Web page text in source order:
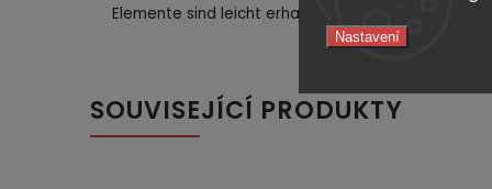
Nastavení
Elemente sind leicht erhaben, was einen 3D-
SOUVISEJÍCÍ PRODUKTY